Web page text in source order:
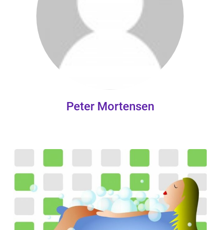
Peter Mortensen